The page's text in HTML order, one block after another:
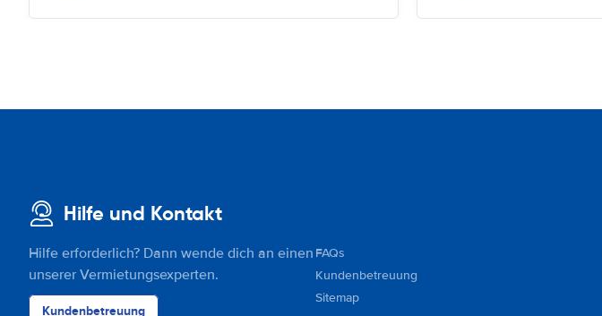
Hilfe und Kontakt
Hilfe erforderlich? Dann wende dich an einen
unserer Vermietungsexperten.
Kundenbetreuung
FAQs
Kundenbetreuung
Sitemap